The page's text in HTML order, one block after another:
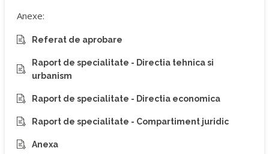
Anexe:
Referat de aprobare
Raport de specialitate - Directia tehnica si
urbanism
Raport de specialitate - Directia economica
Raport de specialitate - Compartiment juridic
Anexa